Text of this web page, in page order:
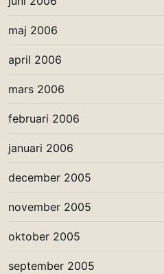
maj 2006
april 2006
mars 2006
februari 2006
januari 2006
december 2005
november 2005
oktober 2005
september 2005